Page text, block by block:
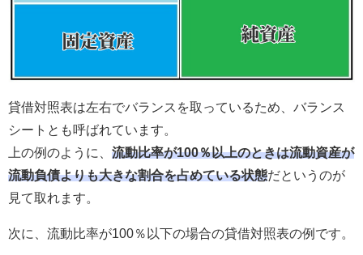
貸借対照表は左右でバランスを取っているため、バランス
シートとも呼ばれています。
上の例のように、 流動比率が100％以上のときは流動資産が
流動負債よりも大きな割合を占めている状態だというのが
見て取れます。
次に、流動比率が100％以下の場合の貸借対照表の例です。